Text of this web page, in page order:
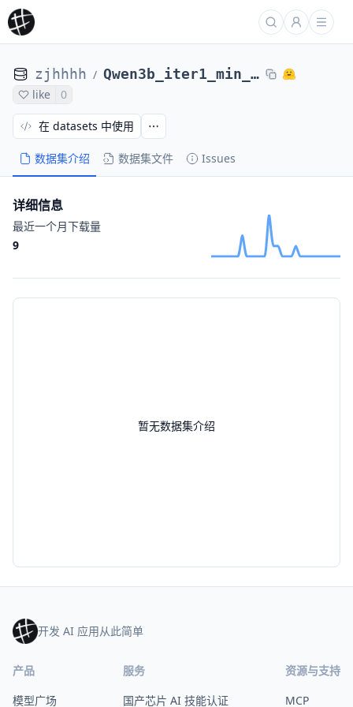
zjhhhh / Qwen3b_iter1_min_ver24000
like 0
数据集介绍 数据集文件 Issues
在 datasets 中使用
暂无数据集介绍
详细信息
最近一个月下载量
9
开发 AI 应用从此简单
产品
模型广场
服务
国产芯片 AI 技能认证
资源与支持
MCP